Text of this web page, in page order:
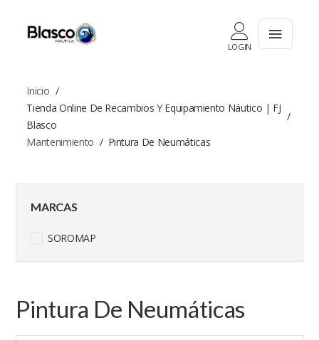
LOGIN
Inicio
Tienda Online De Recambios Y Equipamiento Náutico | FJ
Blasco
Mantenimiento
Pintura De Neumáticas
Pintura De Neumáticas
MARCAS
SOROMAP